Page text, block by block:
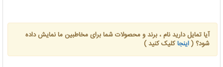
آیا تمایل دارید نام ، برند و محصولات شما برای مخاطبین ما نمایش داده
شود؟ (اینجاکلیک کنید )